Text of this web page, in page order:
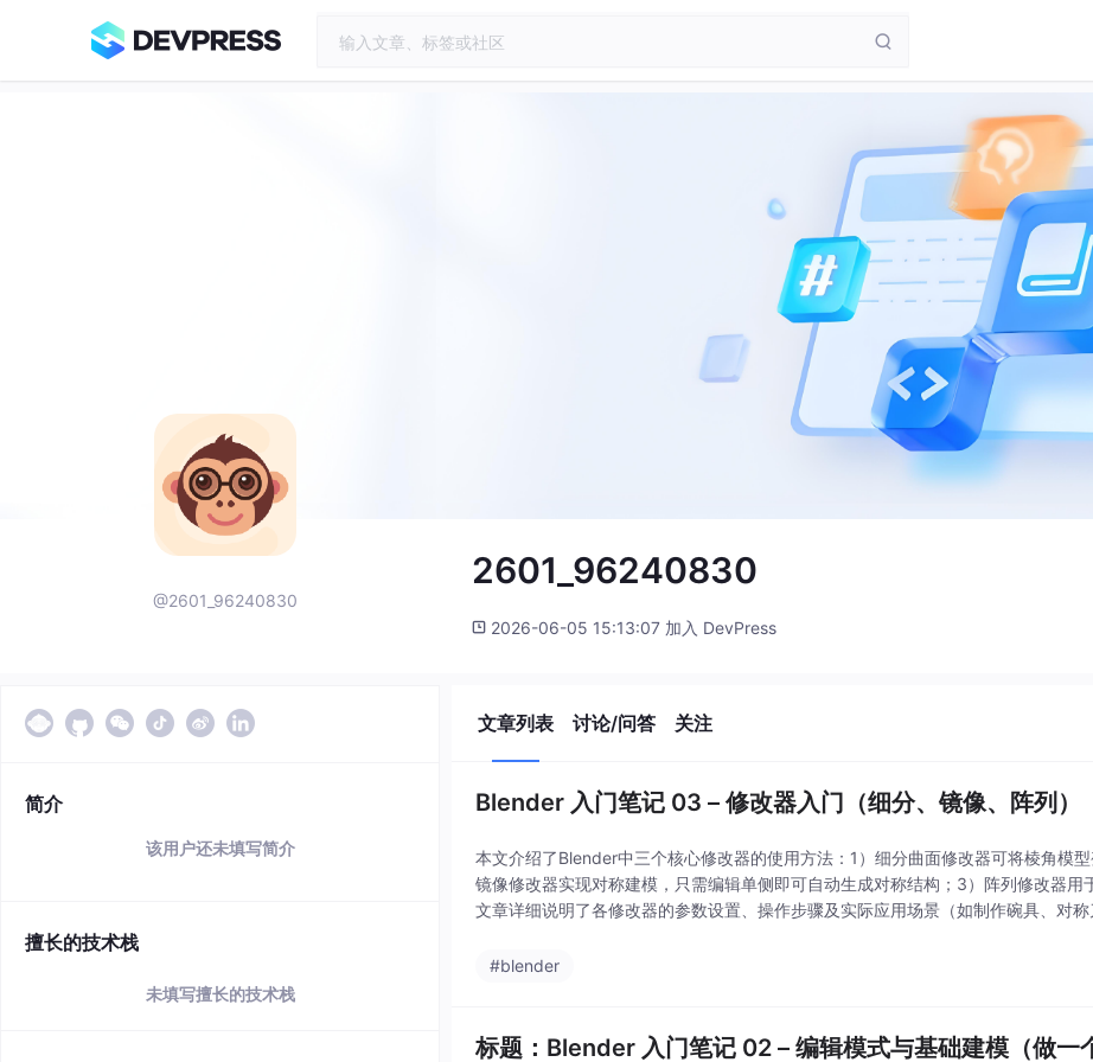
@2601_96240830
2601_96240830
2026-06-05 15:13:07 加入 DevPress
简介
该用户还未填写简介
擅长的技术栈
未填写擅长的技术栈
文章列表 讨论/问答 关注
Blender 入门笔记 03 – 修改器入门（细分、镜像、阵列）
本文介绍了Blender中三个核心修改器的使用方法：1）细分曲面修改器可将棱角模
镜像修改器实现对称建模，只需编辑单侧即可自动生成对称结构；3）阵列修改器用
文章详细说明了各修改器的参数设置、操作步骤及实际应用场景（如制作碗具、对
#blender
标题：Blender 入门笔记 02 – 编辑模式与基础建模（做一